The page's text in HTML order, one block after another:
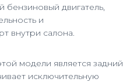
бензиновый двигатель,
и
внутри салона.
модели является задний
исключительную